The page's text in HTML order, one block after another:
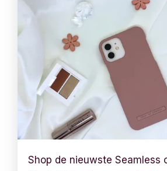
Shop de nieuwste Seamless